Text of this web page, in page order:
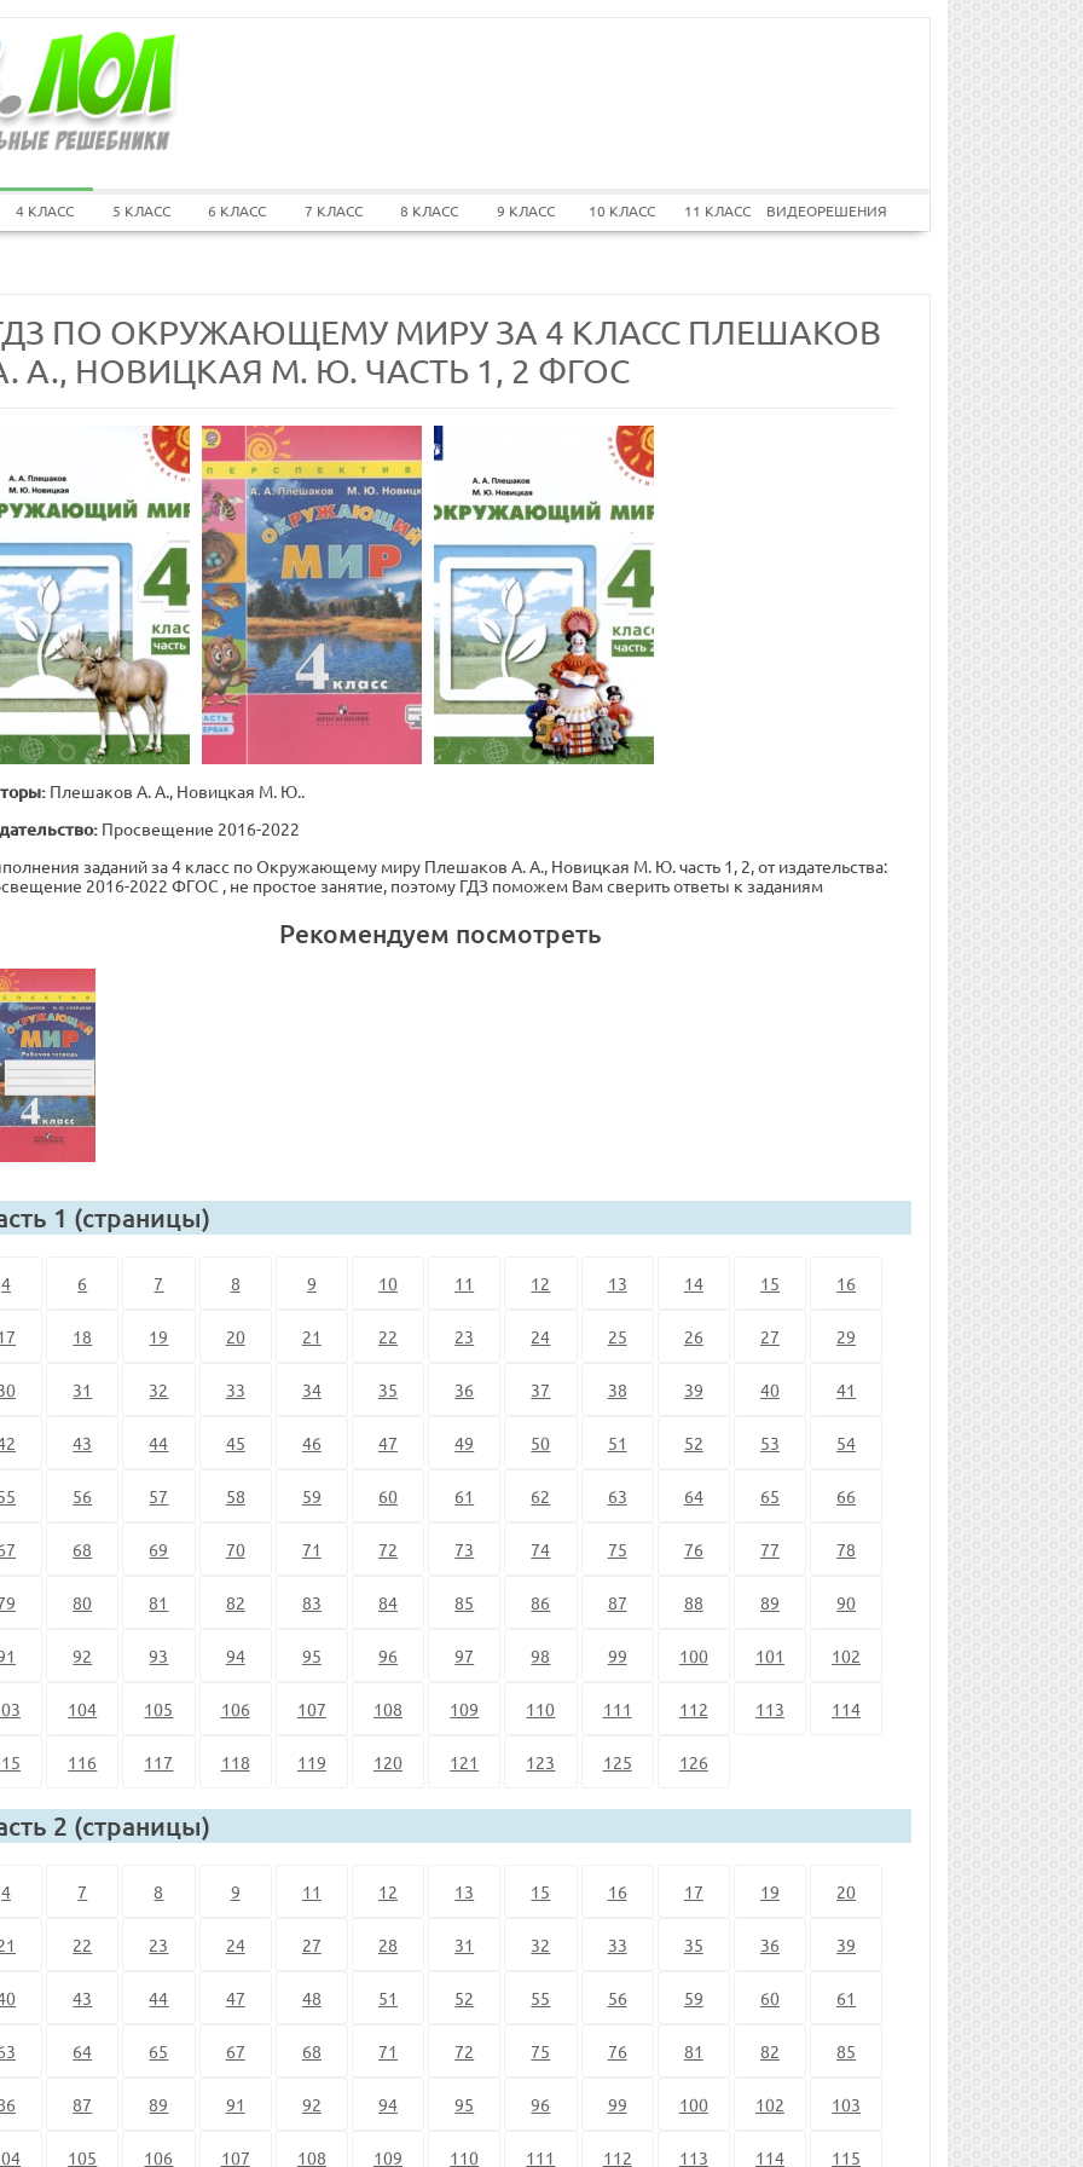
4 КЛАСС 5 КЛАСС 6 КЛАСС 7 КЛАСС 8 КЛАСС 9 КЛАСС 10 КЛАСС 11 КЛАСС ВИДЕОРЕШЕНИЯ
ПО ОКРУЖАЮЩЕМУ МИРУ ЗА 4 КЛАСС ПЛЕШАКОВ
А., НОВИЦКАЯ М. Ю. ЧАСТЬ 1, 2 ФГОС
Плешаков А. А., Новицкая М. Ю..
Просвещение 2016-2022
заданий за 4 класс по Окружающему миру Плешаков А. А., Новицкая М. Ю. часть 1, 2, от издательства:
2016-2022 ФГОС , не простое занятие, поэтому ГДЗ поможем Вам сверить ответы к заданиям
Рекомендуем посмотреть
1 (страницы)
4 6 7 8 9 10 11 12 13 14 15 16
18 19 20 21 22 23 24 25 26 27 29
31 32 33 34 35 36 37 38 39 40 41
43 44 45 46 47 49 50 51 52 53 54
56 57 58 59 60 61 62 63 64 65 66
68 69 70 71 72 73 74 75 76 77 78
80 81 82 83 84 85 86 87 88 89 90
92 93 94 95 96 97 98 99 100 101 102
104 105 106 107 108 109 110 111 112 113 114
116 117 118 119 120 121 123 125 126
2 (страницы)
4 7 8 9 11 12 13 15 16 17 19 20
22 23 24 27 28 31 32 33 35 36 39
43 44 47 48 51 52 55 56 59 60 61
64 65 67 68 71 72 75 76 81 82 85
87 89 91 92 94 95 96 99 100 102 103
105 106 107 108 109 110 111 112 113 114 115